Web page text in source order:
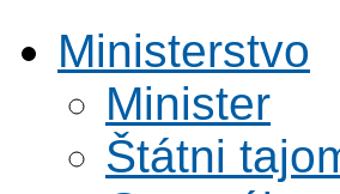
Ministerstvo
Minister
Štátni